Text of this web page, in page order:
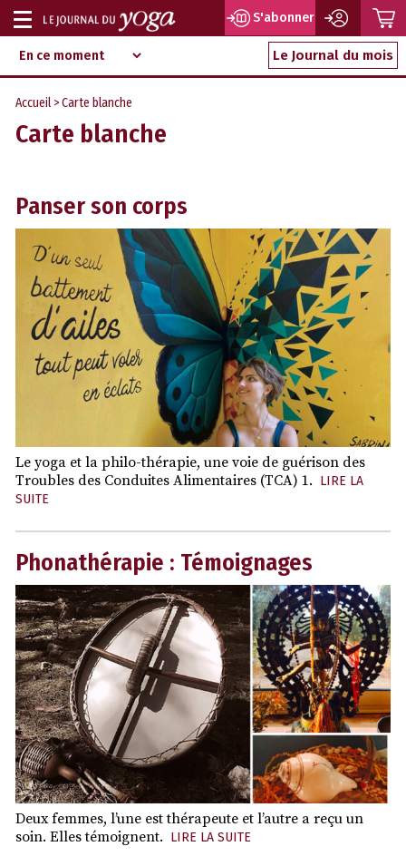
Aller
au
contenu
d‘information
indépendant
Afficher
ou
masquer
la
navigation
S'abonner
Le Journal du mois
Accueil >Carte blanche
Carte blanche
Panser son corps
Le yoga et la philo-thérapie, une voie de guérison des
Troubles des Conduites Alimentaires (TCA) 1. LIRE LA
SUITE
Phonathérapie : Témoignages
Deux femmes, l’une est thérapeute et l’autre a reçu un
soin. Elles témoignent. LIRE LA SUITE